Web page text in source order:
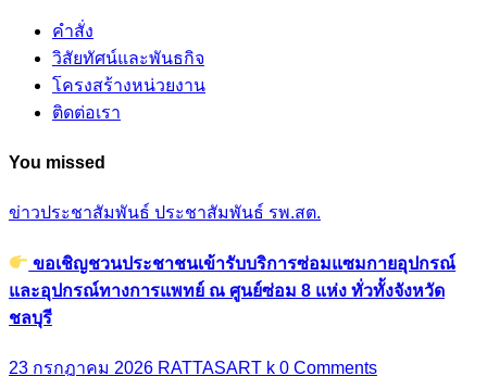
ติดต่อเรา
You missed
อุปกรณ์ทางการแพทย์ ณ ศูนย์ซ่อม 8 แห่ง ทั่วทั้งจังหวัดชลบุรี
23 กรกฎาคม 2026RATTASART k0 Comments
ข่าวประชาสัมพันธ์ประชาสัมพันธ์ รพ.สต.
หน่วยบริการสาธารณสุข ในสังกัดองค์การบริหารส่วนจังหวัด